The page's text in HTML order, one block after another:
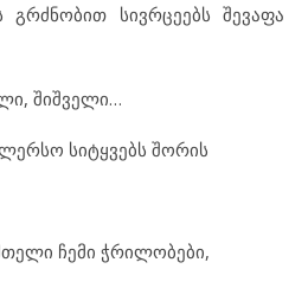
გრძნობით სივრცეებს შევაფა
შიშველი…
სო სიტყვებს შორის
ლი ჩემი ჭრილობები,